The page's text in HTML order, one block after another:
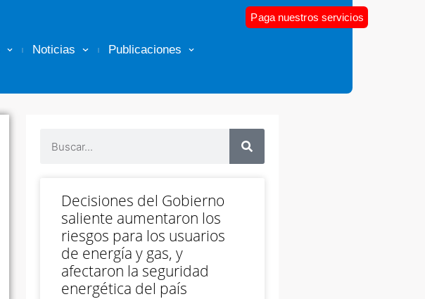
Noticias Publicaciones
Paga nuestros servicios
Decisiones del Gobierno
saliente aumentaron los
riesgos para los usuarios
de energía y gas, y
afectaron la seguridad
energética del país